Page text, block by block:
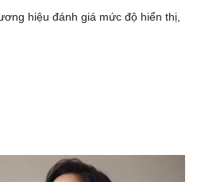
hiệu đánh giá mức độ hiển thị,